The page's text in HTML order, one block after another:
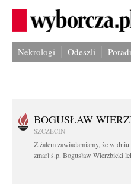
Nekrologi Odeszli
BOGUSŁAW
SZCZECIN
Z żalem zawiadamiamy, że w
zmarł ś.p. Bogusław Wierzbicki